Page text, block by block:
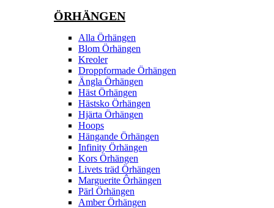
ÖRHÄNGEN
Alla Örhängen
Blom Örhängen
Kreoler
Droppformade Örhängen
Ängla Örhängen
Häst Örhängen
Hästsko Örhängen
Hjärta Örhängen
Hoops
Hängande Örhängen
Infinity Örhängen
Kors Örhängen
Livets träd Örhängen
Marguerite Ôrhängen
Pärl Örhängen
Amber Örhängen